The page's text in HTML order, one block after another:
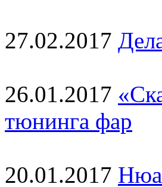
27.02.2017
26.01.2017
тюнинга фар
20.01.2017